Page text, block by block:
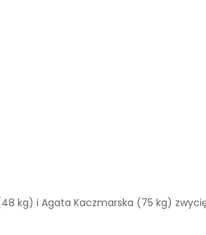
kg) i Agata Kaczmarska (75 kg)